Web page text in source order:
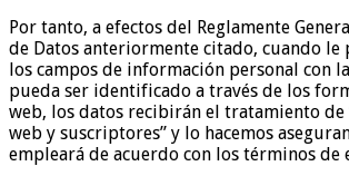
Por tanto, a efectos del Reglamente
de Datos anteriormente citado, cuando le
los campos de información personal con
pueda ser identificado a través de los
web, los datos recibirán el tratamiento de
web y suscriptores” y lo hacemos
empleará de acuerdo con los términos de